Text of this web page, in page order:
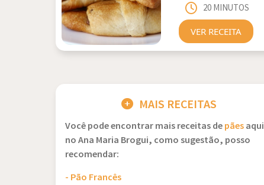
20 MINUTOS
VER RECEITA
MAIS RECEITAS
Você pode encontrar mais receitas depãesaqui
no Ana Maria Brogui, como sugestão, posso
recomendar:
- Pão Francês